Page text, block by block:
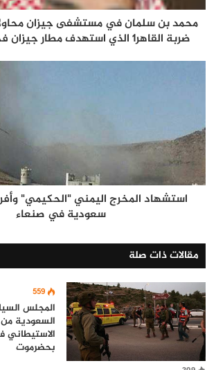
محمد بن سلمان في مستشفى جيزان
ضربة القاهر1 الذي استهدف مطار جيزان فجر أمس الثلاياء
استشهاد المخرج اليمني "الحكيمي"
سعودية في صنعاء
مقالات ذات صلة
559
المجلس
السعودية
الاستيطاني
بحضرموت